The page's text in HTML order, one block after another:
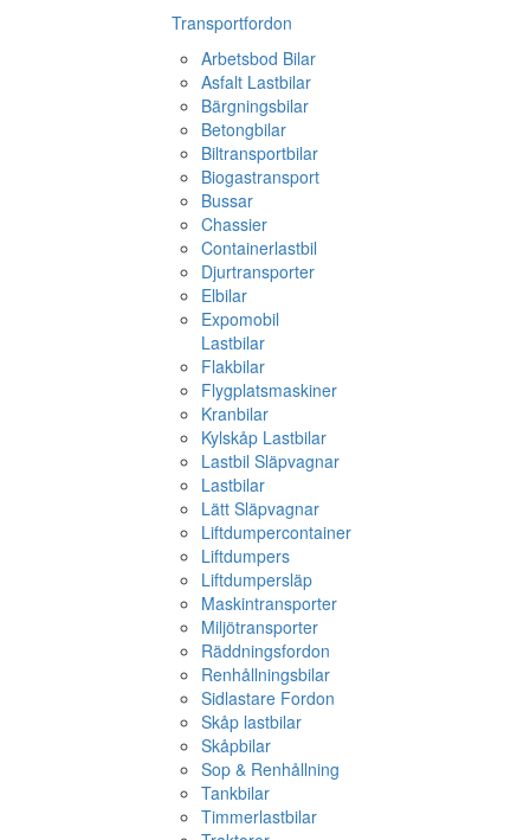
Transportfordon
Arbetsbod Bilar
Asfalt Lastbilar
Bärgningsbilar
Betongbilar
Biltransportbilar
Biogastransport
Bussar
Chassier
Containerlastbil
Djurtransporter
Elbilar
Expomobil
Lastbilar
Flakbilar
Flygplatsmaskiner
Kranbilar
Kylskåp Lastbilar
Lastbil Släpvagnar
Lastbilar
Lätt Släpvagnar
Liftdumpercontainer
Liftdumpers
Liftdumpersläp
Maskintransporter
Miljötransporter
Räddningsfordon
Renhållningsbilar
Sidlastare Fordon
Skåp lastbilar
Skåpbilar
Sop & Renhållning
Tankbilar
Timmerlastbilar